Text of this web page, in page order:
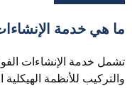
ما هي خدمة
تشمل خدمة الإنشاءات
والتركيب للأنظمة الهيكلية